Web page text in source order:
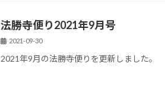
法勝寺便り2021年9月号
2021-09-30
2021年9月の法勝寺便りを更新しました。